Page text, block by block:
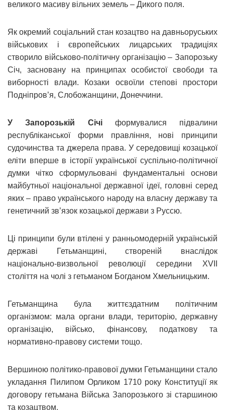
великого масиву вільних земель – Дикого поля.
Як окремий соціальний стан козацтво на давньоруських
військових і європейських лицарських традиціях
створило військово-політичну організацію – Запорозьку
Січ, засновану на принципах особистої свободи та
виборності влади. Козаки освоїли степові простори
Подніпров’я, Слобожанщини, Донеччини.
У Запорозькій Січіформувалися підвалини
республіканської форми правління, нові принципи
судочинства та джерела права. У середовищі козацької
еліти вперше в історії української суспільно-політичної
думки чітко сформульовані фундаментальні основи
майбутньої національної державної ідеї, головні серед
яких – право українського народу на власну державу та
генетичний зв’язок козацької держави з Руссю.
Ці принципи були втілені у ранньомодерній українській
державі Гетьманщині, створеній внаслідок
національно-визвольної революції середини XVII
століття на чолі з гетьманом Богданом Хмельницьким.
Гетьманщина була життєздатним політичним
організмом: мала органи влади, територію, державну
організацію, військо, фінансову, податкову та
нормативно-правову системи тощо.
Вершиною політико-правової думки Гетьманщини стало
укладання Пилипом Орликом 1710 року Конституції як
договору гетьмана Війська Запорозького зі старшиною
та козацтвом.